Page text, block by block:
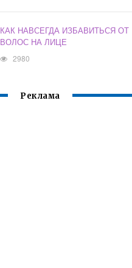
КАК НАВСЕГДА ИЗБАВИТЬСЯ ОТ
ВОЛОС НА ЛИЦЕ
2980
Реклама